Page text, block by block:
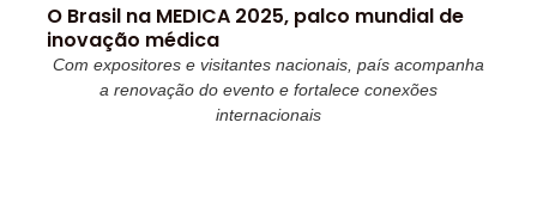
O Brasil na MEDICA 2025, palco mundial de
inovação médica
Com expositores e visitantes nacionais, país acompanha
a renovação do evento e fortalece conexões
internacionais